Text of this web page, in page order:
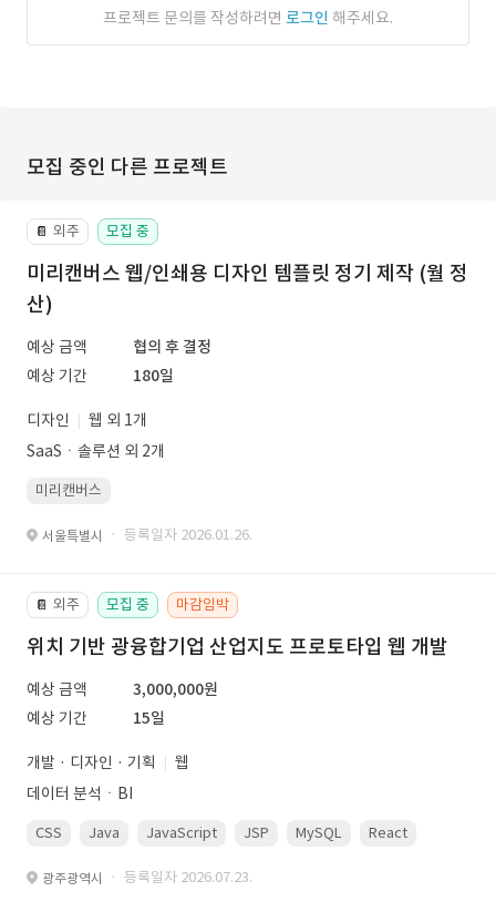
프로젝트 문의를 작성하려면 로그인 해주세요.
모집 중인 다른 프로젝트
📔 외주 모집 중
미리캔버스 웹/인쇄용 디자인 템플릿 정기 제작 (월 정
산)
예상 금액
협의 후 결정
예상 기간
180일
디자인
웹 외 1개
SaaSㆍ솔루션 외 2개
미리캔버스
서울특별시 · 등록일자 2026.01.26.
📔 외주 모집 중 마감임박
위치 기반 광융합기업 산업지도 프로토타입 웹 개발
예상 금액
3,000,000원
예상 기간
15일
개발 · 디자인 · 기획
웹
데이터 분석ㆍBI
CSS Java JavaScript JSP MySQL React
광주광역시 · 등록일자 2026.07.23.